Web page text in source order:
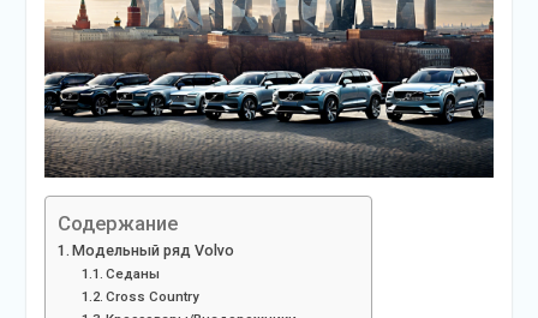
Содержание
Модельный ряд Volvo
Седаны
Cross Country